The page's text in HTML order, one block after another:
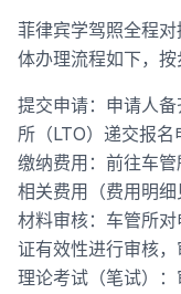
菲律宾学驾照全程
体办理流程如下，按
提交申请：申请人
所（LTO）递交报名
缴纳费用：前往车
相关费用（费用明细
材料审核：车管所
证有效性进行审核，
理论考试（笔试）